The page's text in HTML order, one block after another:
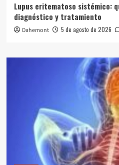
Lupus eritematoso sistémico:
diagnóstico y tratamiento
Dahemont 5 de agosto de 2026